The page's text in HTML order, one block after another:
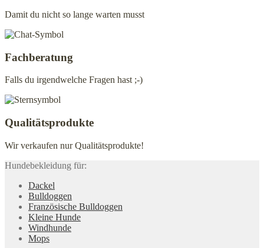
Damit du nicht so lange warten musst
Fachberatung
Falls du irgendwelche Fragen hast ;-)
Qualitätsprodukte
Wir verkaufen nur Qualitätsprodukte!
Hundebekleidung für:
Dackel
Bulldoggen
Französische Bulldoggen
Kleine Hunde
Windhunde
Mops